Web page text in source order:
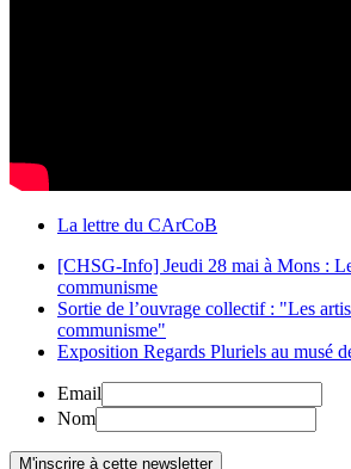
La lettre du CArCoB
[CHSG-Info] Jeudi 28 mai à Mons :
communisme
Sortie de l’ouvrage collectif : "Les
communisme"
Exposition Regards Pluriels au musé
Email
Nom